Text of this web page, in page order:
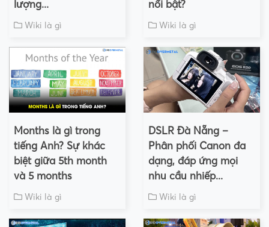
lượng...
Wiki là gì
nổi bật?
Wiki là gì
Months là gì trong
tiếng Anh? Sự khác
biệt giữa 5th month
và 5 months
Wiki là gì
DSLR Đà Nẵng –
Phân phối Canon đa
dạng, đáp ứng mọi
nhu cầu nhiếp...
Wiki là gì